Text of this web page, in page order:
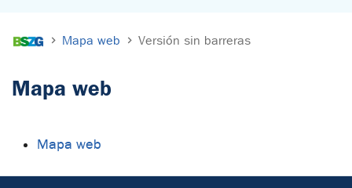
Mapa web Versión sin barreras
Mapa web
Mapa web